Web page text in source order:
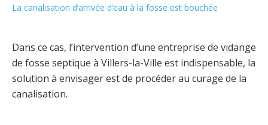
La canalisation d’arrivée d’eau à la fosse est bouchée
Dans ce cas, l’intervention d’une entreprise de vidange
de fosse septique à Villers-la-Ville est indispensable, la
solution à envisager est de procéder au curage de la
canalisation.